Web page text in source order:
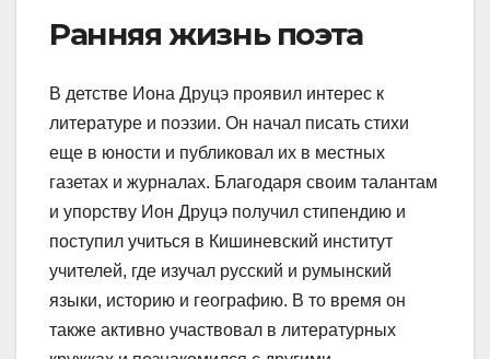
Ранняя жизнь поэта
В детстве Иона Друцэ проявил интерес к
литературе и поэзии. Он начал писать стихи
еще в юности и публиковал их в местных
газетах и журналах. Благодаря своим талантам
и упорству Ион Друцэ получил стипендию и
поступил учиться в Кишиневский институт
учителей, где изучал русский и румынский
языки, историю и географию. В то время он
также активно участвовал в литературных